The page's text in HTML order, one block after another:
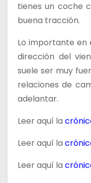
tienes un coche
buena tracción.
Lo importante
dirección del
suele ser muy
relaciones de
adelantar.
Leer aquí la
Leer aquí la
Leer aquí la